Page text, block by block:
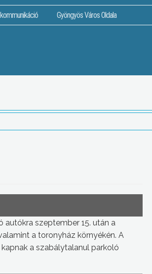
Gyöngyös Város Oldala
szeptember 15. után a
a toronyház környékén. A
a szabálytalanul parkoló